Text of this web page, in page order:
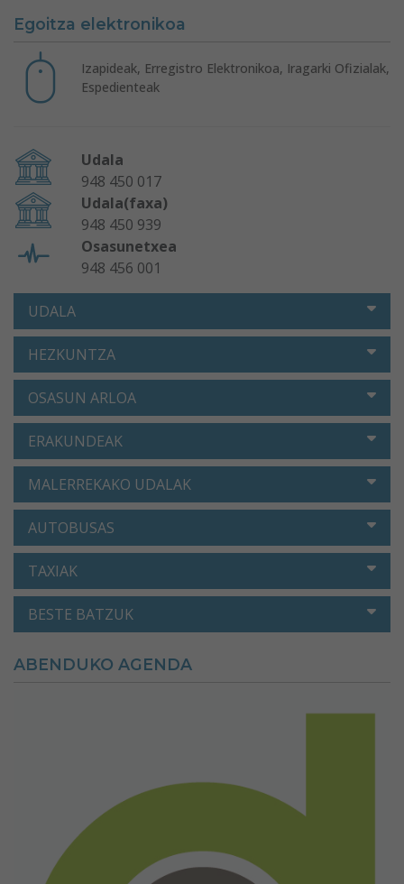
Egoitza elektronikoa
Izapideak, Erregistro Elektronikoa, Iragarki Ofizialak,
Espedienteak
Udala
948 450 017
Udala(faxa)
948 450 939
Osasunetxea
948 456 001
UDALA
HEZKUNTZA
OSASUN ARLOA
ERAKUNDEAK
MALERREKAKO UDALAK
AUTOBUSAS
TAXIAK
BESTE BATZUK
ABENDUKO AGENDA